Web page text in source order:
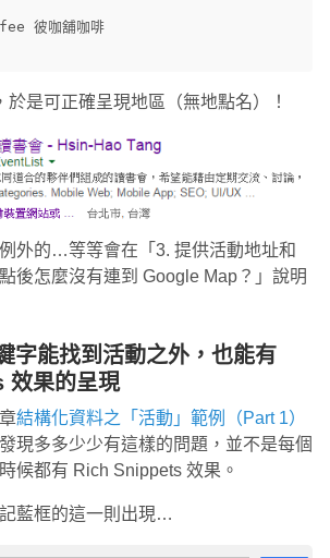
是可正確呈現地區（無地點名）！
外的…等等會在「3. 提供活動地址和
後怎麼沒有連到 Google Map？」說明
字能找到活動之外，也能有
效果的呈現
結構化資料之「活動」範例（Part 1）
現多多少少有這樣的問題，並不是每個
候都有 Rich Snippets 效果。
藍框的這一則出現…